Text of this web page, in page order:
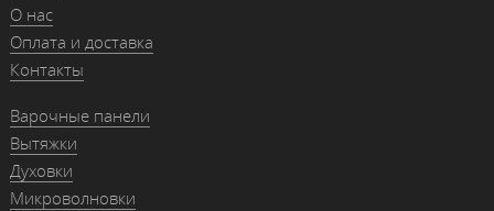
О нас
Оплата и доставка
Контакты
Варочные панели
Вытяжки
Духовки
Микроволновки